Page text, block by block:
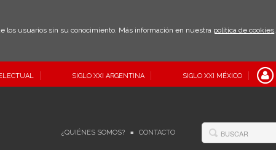
los usuarios sin su conocimiento. Más información en nuestra política de cookies.
SIGLO XXI ARGENTINA SIGLO XXI MÉXICO
¿QUIÉNES SOMOS? CONTACTO